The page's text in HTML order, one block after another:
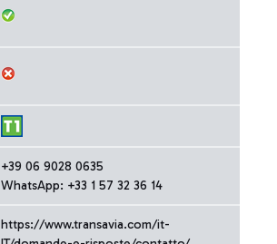
+39 06 9028 0635
WhatsApp: +33 1 57 32 36 14
https://www.transavia.com/it-